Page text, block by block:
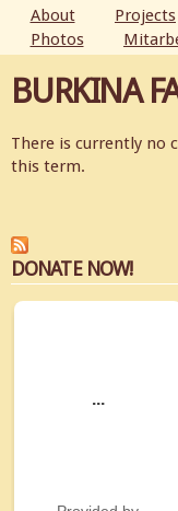
MAIN MENU
About Projects
Photos
BURKINA
There is currently no
this term.
DONATE NOW!